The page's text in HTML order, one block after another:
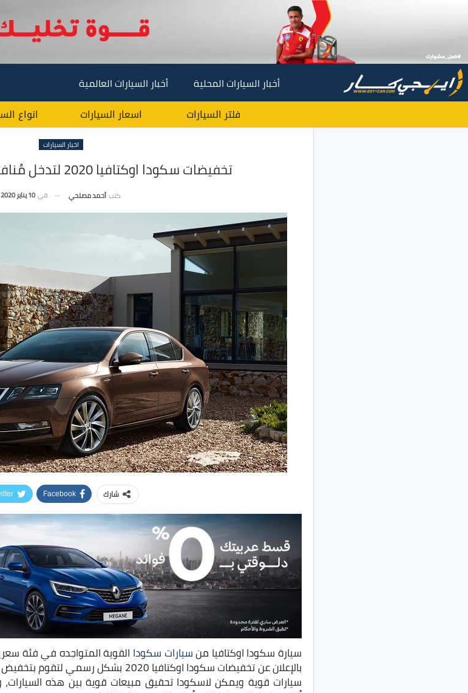
أخبار السيارات المحلية أخبار السيارات العالمية
فلتر السيارات اسعار السيارات انواع
اخبار السيارات
تخفيضات سكودا اوكتافيا 2020 لتدخل مُنافسه قوية مع كورولا !
كتب أحمد مصلحي في 10 يناير 2020
شارك Facebook
سيارة سكودا اوكتافيا منسيارات سكودا القوية المتواجده في فئة
بالإعلان عن تخفيضات سكودا اوكتافيا
سيارات قوية ويمكن لاسكودا تحقيق مبيعات قوية بين هذه السيارات،